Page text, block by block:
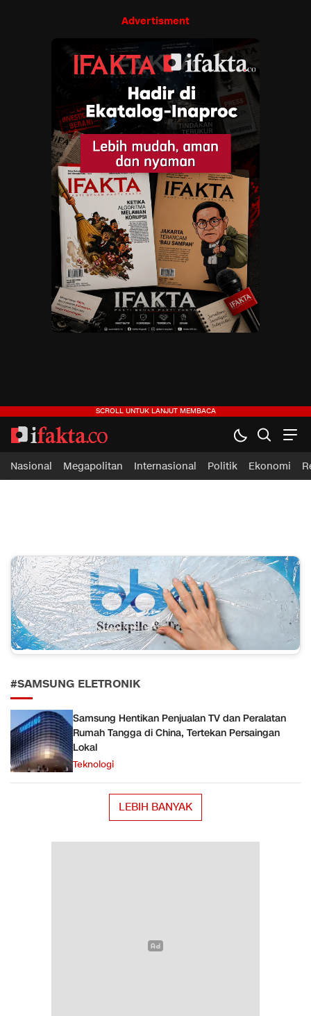
Advertisment
ifakta.co
#pastibenar
Nasional Megapolitan Internasional Politik Ekonomi
#SAMSUNG ELETRONIK
Samsung Hentikan Penjualan TV dan Peralatan
Rumah Tangga di China, Tertekan Persaingan
Lokal
Teknologi
LEBIH BANYAK